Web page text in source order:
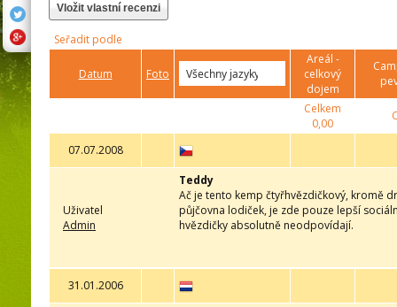
Vložit vlastní recenzi
Seřadit podle
Datum Foto
Areál -
celkový
dojem
Celkem
0,00
07.07.2008
Uživatel
Admin
Teddy
Ač je tento kemp čtyřhvězdičkový, kromě
půjčovna lodiček, je zde pouze lepší
hvězdičky absolutně neodpovídají.
31.01.2006